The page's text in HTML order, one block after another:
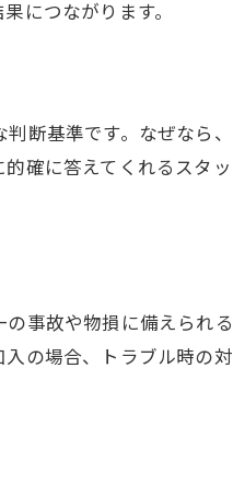
報収集する賢い方法
ウスクリーニング依頼
られる業者の見分け方
ハウスクリーニング選び
につながります。
断基準です。なぜなら
確に答えてくれるスタ
事故や物損に備えられ
の場合、トラブル時の